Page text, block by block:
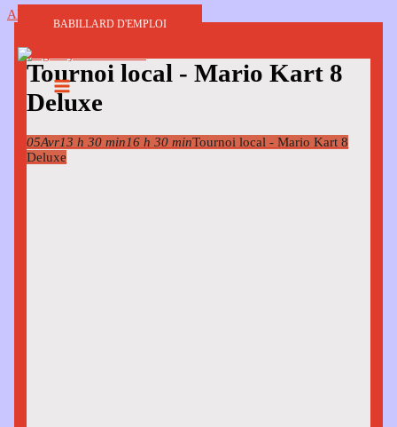
Aller au contenu
BABILLARD D'EMPLOI
Tournoi local - Mario Kart 8
Deluxe
05Avr13 h 30 min16 h 30 minTournoi local - Mario Kart 8
Deluxe